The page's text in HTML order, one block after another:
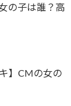
の子は誰？高
】CMの女の